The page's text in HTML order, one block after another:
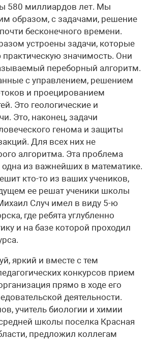
580 миллиардов лет. Мы
образом, с задачами, решение
бесконечного времени.
устроены задачи, которые
значимость. Они
переборный алгоритм.
с управлением, решением
и проецированием
Это геологические и
Это, наконец, задачи
генома и защиты
Для всех них не
алгоритма. Эта проблема
из важнейших в математике.
кто-то из ваших учеников,
ее решат ученики школы
Случ имел в виду 5-ю
где ребята углубленно
и на базе которой проходил
яркий и вместе с тем
конкурсов прием
прямо в ходе его
деятельности.
учитель биологии и химии
школы поселка Красная
предложил коллегам